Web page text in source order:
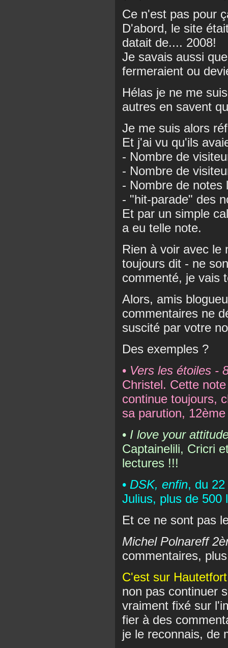
Ce n'est pas pour
D'abord, le site
datait de.... 2008!
Je savais aussi
fermeraient ou
Hélas je ne me
autres en savent
Je me suis alors
Et j'ai vu qu'ils
- Nombre de
- Nombre de
- Nombre de notes
- "hit-parade" des
Et par un simple
a eu telle note.
Rien à voir avec le
toujours dit - ne
commenté, je vais
Alors, amis
commentaires ne
suscité par votre
Des exemples ?
• Vers les étoiles -
Christel. Cette
continue toujours,
sa parution,
• I love your
Captainelili, Cricri
lectures !!!
• DSK, enfin, du
Julius, plus de 500
Et ce ne sont pas
Michel Polnareff
commentaires,
C'est sur
non pas continuer
vraiment fixé sur
fier à des
je le reconnais, de